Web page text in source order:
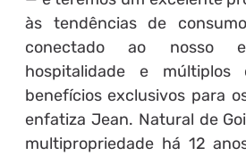
às tendências de
conectado ao nosso
hospitalidade e múltiplos
benefícios exclusivos para
enfatiza Jean. Natural de
multipropriedade há 12